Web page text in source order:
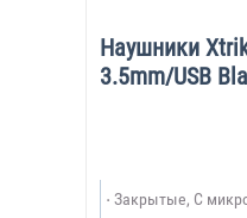
Наушники
3.5mm/USB
Закрытые, С